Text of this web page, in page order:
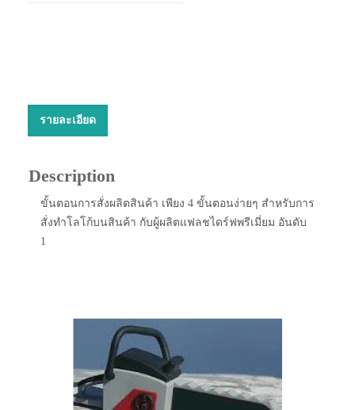
รายละเอียด
Description
ขั้นตอนการสั่งผลิตสินค้า เพียง 4 ขั้นตอนง่ายๆ สำหรับการ
สั่งทำโลโก้บนสินค้า กับผู้ผลิตแฟลชไดร์ฟพรีเมี่ยม อันดับ
1